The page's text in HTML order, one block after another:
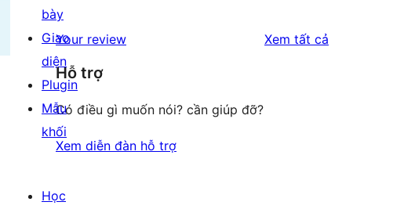
Your review Xem tất cả
Hỗ trợ
Có điều gì muốn nói? cần giúp đỡ?
Xem diễn đàn hỗ trợ
bày
Giao
diện
Plugin
Mẫu
khối
Học